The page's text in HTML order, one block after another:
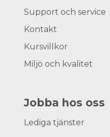
Support och service
Kontakt
Kursvillkor
Miljö och kvalitet
Jobba hos oss
Lediga tjänster